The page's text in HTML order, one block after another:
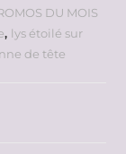
DU MOIS
, lys étoilé sur
de tête